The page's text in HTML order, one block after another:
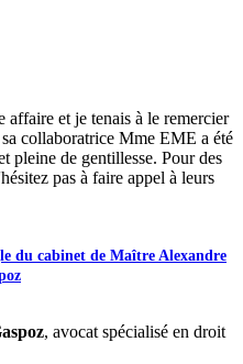
affaire et je tenais à le remercier
collaboratrice Mme EME a été
pleine de gentillesse. Pour des
pas à faire appel à leurs
du cabinet de Maître Alexandre
, avocat spécialisé en droit